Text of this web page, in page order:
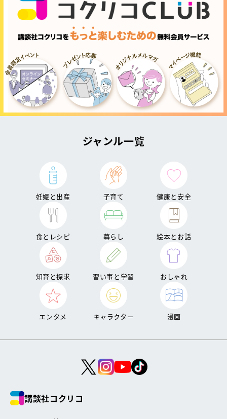
ジャンル一覧
妊娠と出産 子育て 健康と安全
食とレシピ 暮らし 絵本とお話
知育と探求 習い事と学習 おしゃれ
エンタメ キャラクター 漫画
講談社コクリコ